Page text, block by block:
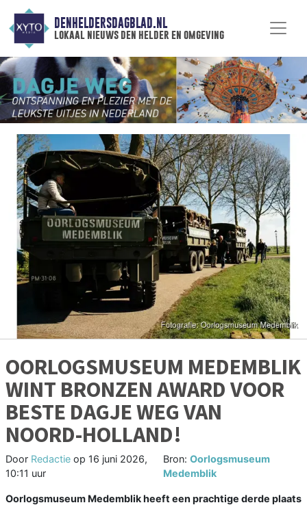
DENHELDERSDAGBLAD.NL
lokaal nieuws den helder en omgeving
OORLOGSMUSEUM MEDEMBLIK
WINT BRONZEN AWARD VOOR
BESTE DAGJE WEG VAN
NOORD-HOLLAND!
Door Redactie op 16 juni 2026,
10:11 uur
Bron:Oorlogsmuseum
Medemblik
Oorlogsmuseum Medemblik heeft een prachtige derde plaats